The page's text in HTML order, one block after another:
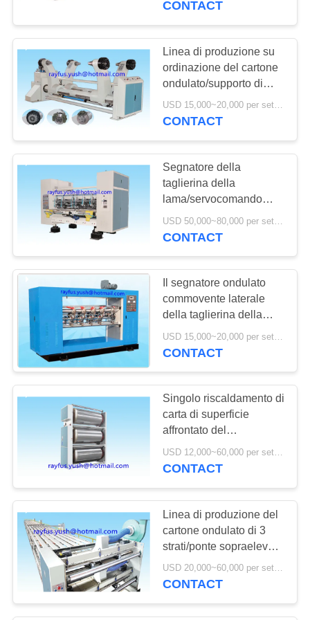
CONTACT
Linea di produzione su
ordinazione del cartone
ondulato/supporto di
rotolo mulino idraulico di
Shaftless
USD 15,000~20,000 per set MOQ:1 insieme
CONTACT
Segnatore della
taglierina della
lama/servocomando
sottili del computer della
macchina fabbricazione
CONTACT
Il segnatore ondulato
commovente laterale
della taglierina della
macchina di
fabbricazione della
USD 15,000~20,000 per set MOQ:1 insieme
CONTACT
Singolo riscaldamento di
carta di superficie
affrontato del
preriscaldatore della
pianta ondulata multipla
USD 12,000~60,000 per set MOQ:1 insieme
CONTACT
Linea di produzione del
cartone ondulato di 3
strati/ponte sopraelevato
del trasportatore con il
supporto di aspirazione
USD 20,000~60,000 per set MOQ:1 insieme
CONTACT